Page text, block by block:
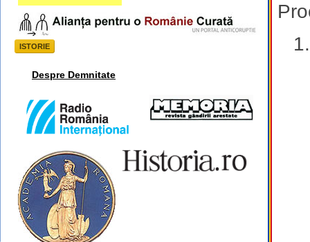
ISTORIE
Despre Demnitate